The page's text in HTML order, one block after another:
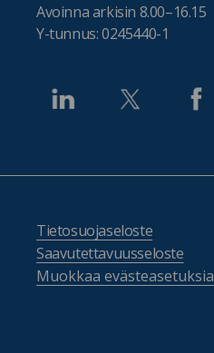
Avoinna arkisin 8.00–16.15
Y-tunnus: 0245440-1
Tietosuojaseloste
Saavutettavuusseloste
Muokkaa evästeasetuksia